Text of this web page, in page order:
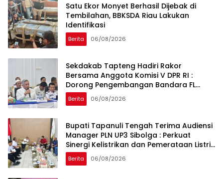
Satu Ekor Monyet Berhasil Dijebak di
Tembilahan, BBKSDA Riau Lakukan
Identifikasi
Berita 06/08/2026
Sekdakab Tapteng Hadiri Rakor
Bersama Anggota Komisi V DPR RI :
Dorong Pengembangan Bandara FL
Tobing dan Pelabuhan Sibolga
Berita 06/08/2026
Bupati Tapanuli Tengah Terima Audiensi
Manager PLN UP3 Sibolga : Perkuat
Sinergi Kelistrikan dan Pemerataan Listrik
Desa
Berita 06/08/2026